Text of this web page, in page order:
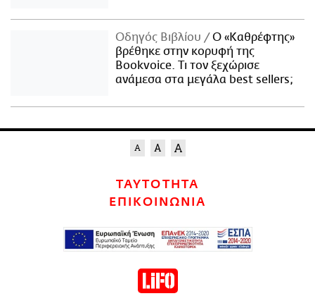
Οδηγός Βιβλίου
Ο «Καθρέφτης»
βρέθηκε στην κορυφή της
Bookvoice. Τι τον ξεχώρισε
ανάμεσα στα μεγάλα best sellers;
ΤΑΥΤΟΤΗΤΑ
ΕΠΙΚΟΙΝΩΝΙΑ